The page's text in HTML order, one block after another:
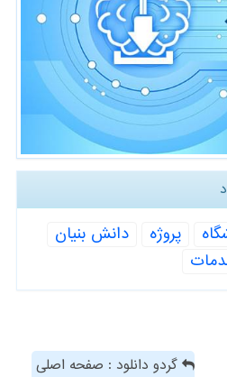
پروژه
دانش بنیان
گردو دانلود : صفحه اصلی